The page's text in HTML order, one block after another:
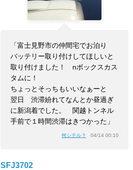
「富士見野市の仲間宅でお泊り
バッテリー取り付けしてほしいと
取り付けました！ nボックスカス
タムに！
ちょっとそっちもいいなぁーと
翌日 渋滞紛れてなんとか昼過ぎ
に新潟着でした。 関越トンネル
手前で１時間渋滞はきつかった」
何シテル？ 04/14 00:10
SFJ3702